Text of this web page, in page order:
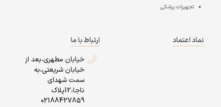
تجهیزات پزشکی
نماد اعتماد
ارتباط با ما
خیابان مطهری،بعد از
خیابان شریعتی،به
سمت شهدای
ناجا،12پلاک
02188427859